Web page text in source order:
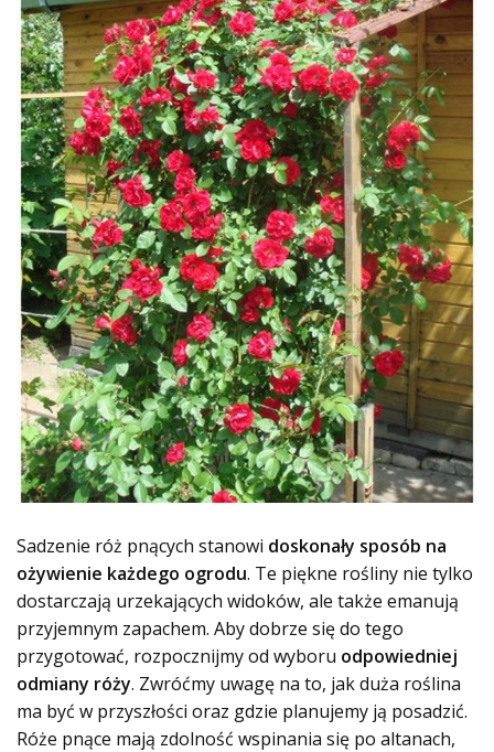
Sadzenie róż pnących stanowi doskonały sposób na
ożywienie każdego ogrodu. Te piękne rośliny nie tylko
dostarczają urzekających widoków, ale także emanują
przyjemnym zapachem. Aby dobrze się do tego
przygotować, rozpocznijmy od wyboru odpowiedniej
odmiany róży. Zwróćmy uwagę na to, jak duża roślina
ma być w przyszłości oraz gdzie planujemy ją posadzić.
Róże pnące mają zdolność wspinania się po altanach,